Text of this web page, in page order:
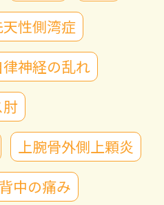
天性側湾症
律神経の乱れ
上腕骨外側上顆炎
背中の痛み